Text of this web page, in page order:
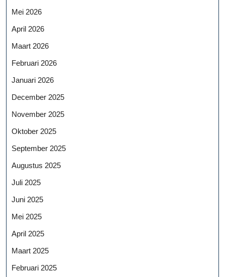
Mei 2026
April 2026
Maart 2026
Februari 2026
Januari 2026
December 2025
November 2025
Oktober 2025
September 2025
Augustus 2025
Juli 2025
Juni 2025
Mei 2025
April 2025
Maart 2025
Februari 2025